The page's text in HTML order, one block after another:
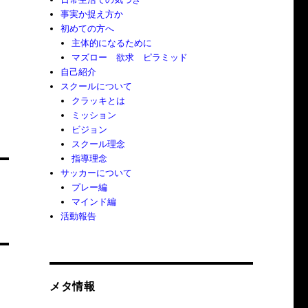
事実か捉え方か
初めての方へ
主体的になるために
マズロー 欲求 ピラミッド
自己紹介
スクールについて
クラッキとは
ミッション
ビジョン
スクール理念
指導理念
サッカーについて
プレー編
マインド編
活動報告
メタ情報